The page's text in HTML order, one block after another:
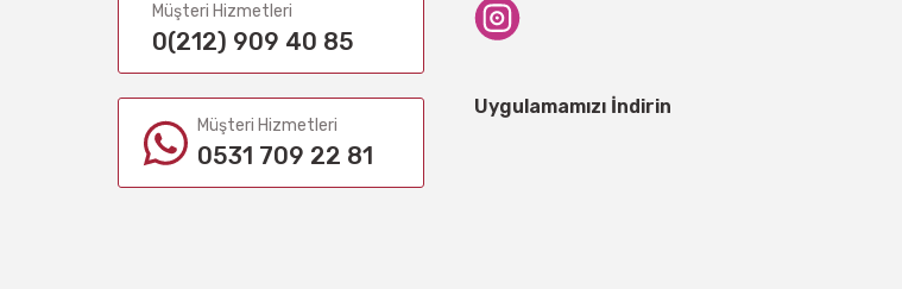
Müşteri Hizmetleri
0(212) 909 40 85
Müşteri Hizmetleri
0531 709 22 81
Uygulamamızı İndirin